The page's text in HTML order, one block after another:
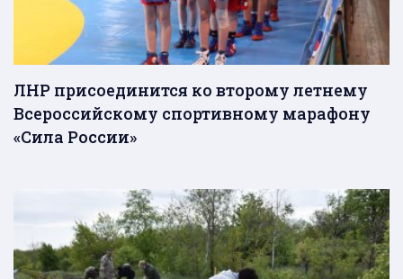
ЛНР присоединится ко второму летнему
Всероссийскому спортивному марафону
«Сила России»